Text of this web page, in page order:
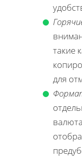
такие
для